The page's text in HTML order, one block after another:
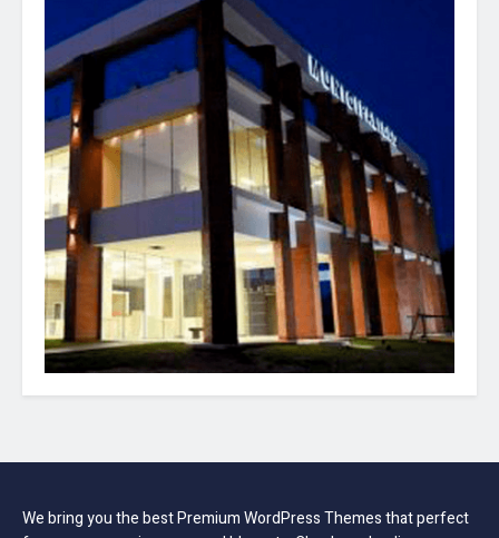
We bring you the best Premium WordPress Themes that perfect